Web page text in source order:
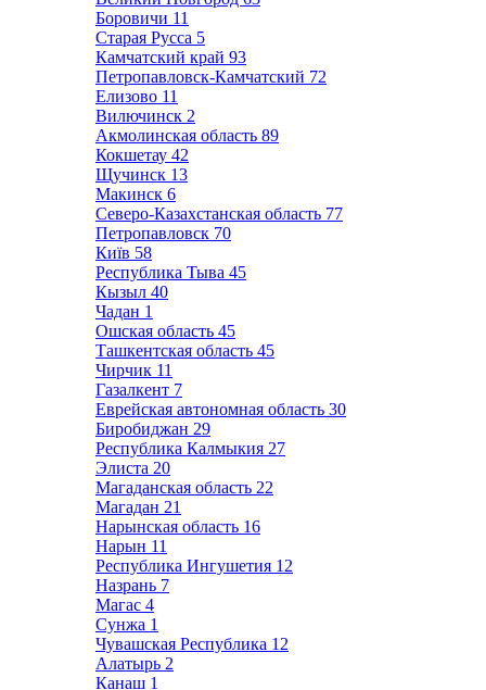
Боровичи 11
Старая Русса 5
Камчатский край 93
Петропавловск-Камчатский 72
Елизово 11
Вилючинск 2
Акмолинская область 89
Кокшетау 42
Щучинск 13
Макинск 6
Северо-Казахстанская область 77
Петропавловск 70
Київ 58
Республика Тыва 45
Кызыл 40
Чадан 1
Ошская область 45
Ташкентская область 45
Чирчик 11
Газалкент 7
Еврейская автономная область 30
Биробиджан 29
Республика Калмыкия 27
Элиста 20
Магаданская область 22
Магадан 21
Нарынская область 16
Нарын 11
Республика Ингушетия 12
Назрань 7
Магас 4
Сунжа 1
Чувашская Республика 12
Алатырь 2
Канаш 1